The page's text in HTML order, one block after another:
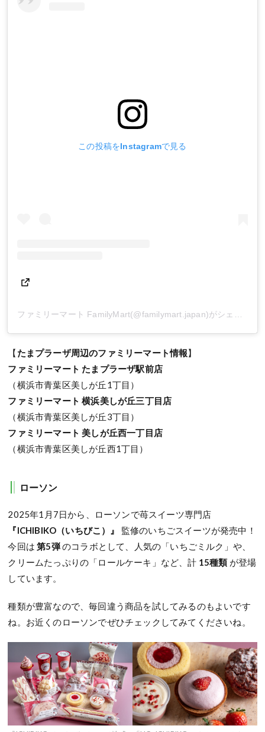
この投稿をInstagramで見る
【 たまプラーザ周辺のファミリーマート情報】
ファミリーマート たまプラーザ駅前店
（横浜市青葉区美しが丘1丁目）
ファミリーマート 横浜美しが丘三丁目店
（横浜市青葉区美しが丘3丁目）
ファミリーマート 美しが丘西一丁目店
（横浜市青葉区美しが丘西1丁目）
ローソン
2025年1月7日から、ローソンで苺スイーツ専門店
『ICHIBIKO（いちびこ）』
監修のいちごスイーツが発売中！
今回は第5弾のコラボとして、人気の「いちごミルク」や、
クリームたっぷりの「ロールケーキ」など、計 15種類が登場
しています。
種類が豊富なので、毎回違う商品を試してみるのもよいです
ね。お近くのローソンでぜひチェックしてみてくださいね。